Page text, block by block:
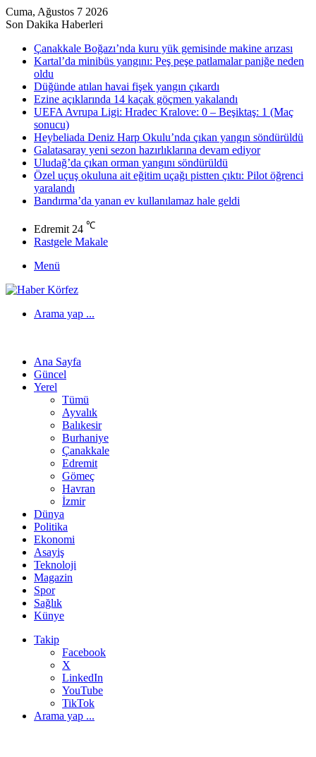
Cuma, Ağustos 7 2026
Son Dakika Haberleri
Çanakkale Boğazı’nda kuru yük gemisinde makine arızası
Kartal’da minibüs yangını: Peş peşe patlamalar paniğe neden
oldu
Düğünde atılan havai fişek yangın çıkardı
Ezine açıklarında 14 kaçak göçmen yakalandı
UEFA Avrupa Ligi: Hradec Kralove: 0 – Beşiktaş: 1 (Maç
sonucu)
Heybeliada Deniz Harp Okulu’nda çıkan yangın söndürüldü
Galatasaray yeni sezon hazırlıklarına devam ediyor
Uludağ’da çıkan orman yangını söndürüldü
Özel uçuş okuluna ait eğitim uçağı pistten çıktı: Pilot öğrenci
yaralandı
Bandırma’da yanan ev kullanılamaz hale geldi
Edremit 24 ℃
Rastgele Makale
Menü
Arama yap ...
Ana Sayfa
Güncel
Yerel
Tümü
Ayvalık
Balıkesir
Burhaniye
Çanakkale
Edremit
Gömeç
Havran
İzmir
Dünya
Politika
Ekonomi
Asayiş
Teknoloji
Magazin
Spor
Sağlık
Künye
Takip
Facebook
X
LinkedIn
YouTube
TikTok
Arama yap ...